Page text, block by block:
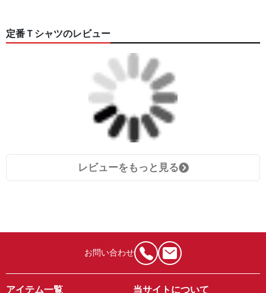
定番Ｔシャツのレビュー
レビューをもっと見る
お問い合わせ
アイテム一覧 当サイトについて